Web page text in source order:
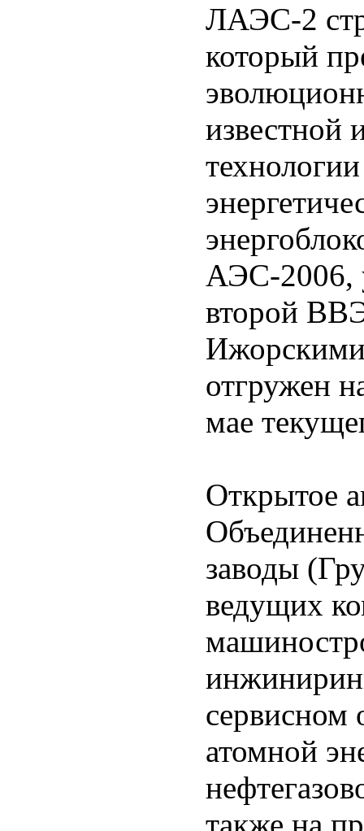
ЛАЭС-2
который
известной
АЭС-2006,
второй
отгружен
мае
Открытое
заводы
ведущих
сервисном
атомной
также на